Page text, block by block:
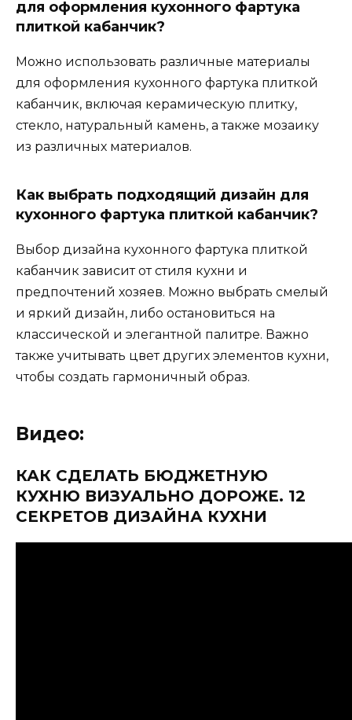
для оформления кухонного фартука
плиткой кабанчик?
Можно использовать различные материалы
для оформления кухонного фартука плиткой
кабанчик, включая керамическую плитку,
стекло, натуральный камень, а также мозаику
из различных материалов.
Как выбрать подходящий дизайн для
кухонного фартука плиткой кабанчик?
Выбор дизайна кухонного фартука плиткой
кабанчик зависит от стиля кухни и
предпочтений хозяев. Можно выбрать смелый
и яркий дизайн, либо остановиться на
классической и элегантной палитре. Важно
также учитывать цвет других элементов кухни,
чтобы создать гармоничный образ.
Видео:
КАК СДЕЛАТЬ БЮДЖЕТНУЮ
КУХНЮ ВИЗУАЛЬНО ДОРОЖЕ. 12
СЕКРЕТОВ ДИЗАЙНА КУХНИ